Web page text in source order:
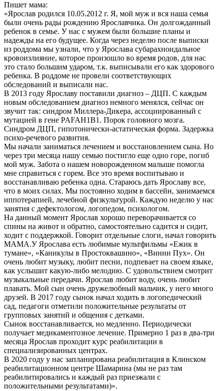
Пишет мама:
«Ярослав родился 10.05.2012 г. Я, мой муж и вся наша семья
были очень рады рождению Ярославчика. Он долгожданный
ребенок в семье. У нас с мужем были большие планы и
надежды на его будущее. Когда через неделю после выписки
из роддома мы узнали, что у Ярослава субарахноидальное
кровоизлияние, которое произошло во время родов, для нас
это стало большим ударом, т.к. выписывали его как здорового
ребенка. В роддоме не провели соответствующих
обследований и выписали нас.
В 2013 году Ярославу поставили диагноз – ДЦП. С каждым
новым обследованием диагноз немного менялся, сейчас он
звучит так: синдром Миллера-Дикера, ассоциированный с
мутацией в гене PAFAH1B1. Порок головного мозга.
Синдром ДЦП, гипотонически-астатическая форма. Задержка
психо-речевого развития.
Мы начали заниматься лечением и восстановлением сына. Но
через три месяца нашу семью постигло еще одно горе, погиб
мой муж. Забота о нашем новорожденном малыше помогла
мне справиться с горем. Все это время воспитываю и
восстанавливаю ребенка одна. Стараюсь дать Ярославу все,
что в моих силах. Мы постоянно ходим в бассейн, занимаемся
иппотерапией, лечебной физкультурой. Каждую неделю у нас
занятия с дефектологом, логопедом, психологом.
На данный момент Ярослав хорошо переворачивается со
спины на живот и обратно, самостоятельно садится и сидит,
ходит с поддержкой. Говорит отдельные слоги, начал говорить
МАМА.У Ярослава есть любимые мультфильмы «Ежик в
тумане», «Каникулы в Простоквашино», «Винни Пух». Он
очень любит музыку, любит песни, подпевает на своем языке,
как услышит какую-либо мелодию. С удовольствием смотрит
музыкальные передачи. Ярослав любит воду, очень любит
плавать. Мой сын очень дружелюбный мальчик, у него много
друзей. В 2017 году сынок начал ходить в логопедический
сад, педагоги отметили положительные результаты от
групповых занятий и общения с детками.
Сынок восстанавливается, но медленно. Периодически
получает медикаментозное лечение. Примерно 1 раз в два-три
месяца Ярослав проходит курс реабилитации в
специализированных центрах.
В 2020 году у нас запланирована реабилитация в Клинском
реабилитационном центре Шамарина (мы не раз там
реабилитировались и каждый раз приезжали с
положительными результатами)».